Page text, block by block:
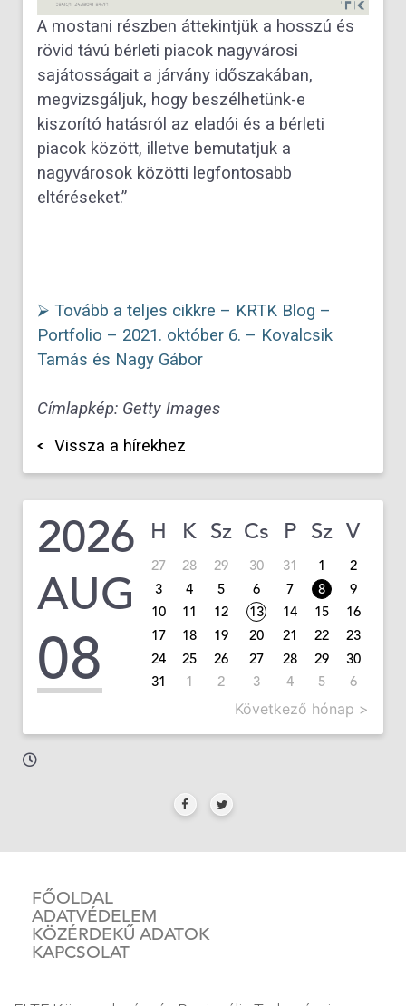
A mostani részben áttekintjük a hosszú és
rövid távú bérleti piacok nagyvárosi
sajátosságait a járvány időszakában,
megvizsgáljuk, hogy beszélhetünk-e
kiszorító hatásról az eladói és a bérleti
piacok között, illetve bemutatjuk a
nagyvárosok közötti legfontosabb
eltéréseket.”
⮚ Tovább a teljes cikkre – KRTK Blog –
Portfolio – 2021. október 6. – Kovalcsik
Tamás és Nagy Gábor
Címlapkép: Getty Images
Vissza a hírekhez
2026
AUG
08
H K Sz Cs P Sz V
27 28 29 30 31 1
2
3
4 5 6 7 8
9
10
11 12 13 14 15
16
17
18 19 20 21 22
23
24
25 26 27 28 29
30
31
1 2 3 4 5 6
Következő hónap >
FŐOLDAL
ADATVÉDELEM
KÖZÉRDEKŰ ADATOK
KAPCSOLAT